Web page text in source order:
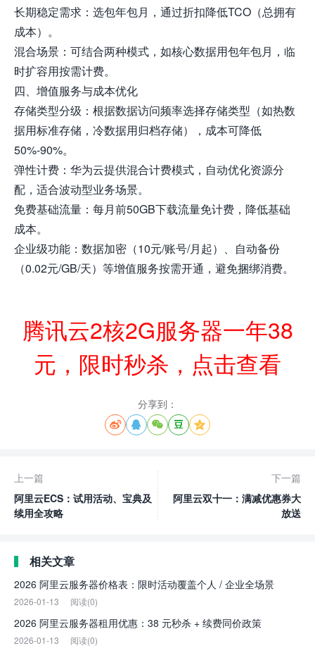
长期稳定需求：选包年包月，通过折扣降低TCO（总拥有
成本）。
混合场景：可结合两种模式，如核心数据用包年包月，临
时扩容用按需计费。
四、增值服务与成本优化
存储类型分级：根据数据访问频率选择存储类型（如热数
据用标准存储，冷数据用归档存储），成本可降低
50%-90%。
弹性计费：华为云提供混合计费模式，自动优化资源分
配，适合波动型业务场景。
免费基础流量：每月前50GB下载流量免计费，降低基础
成本。
企业级功能：数据加密（10元/账号/月起）、自动备份
（0.02元/GB/天）等增值服务按需开通，避免捆绑消费。
腾讯云2核2G服务器一年38
元，限时秒杀，点击查看
分享到：
    
上一篇
阿里云ECS：试用活动、宝典及
续用全攻略
下一篇
阿里云双十一：满减优惠券大
放送
相关文章
2026 阿里云服务器价格表：限时活动覆盖个人 / 企业全场景
2026-01-13 阅读(0)
2026 阿里云服务器租用优惠：38 元秒杀 + 续费同价政策
2026-01-13 阅读(0)